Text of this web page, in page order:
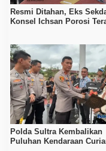
Resmi Ditahan, Eks
Konsel Ichsan Porosi
Polda Sultra Kembalikan
Puluhan Kendaraan